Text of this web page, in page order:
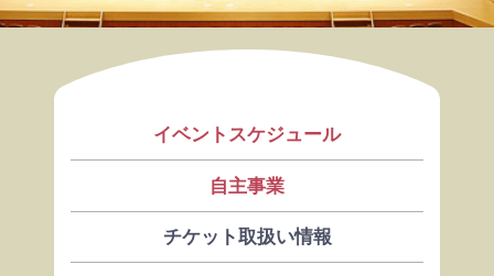
イベントスケジュール
自主事業
チケット取扱い情報